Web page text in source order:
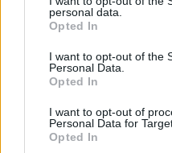
personal data.
Opted In
I want to opt-out of the
Personal Data.
Opted In
I want to opt-out of
Personal Data for
Opted In
vorrücken, setzen die Maori
Neuseeländischer Kriegsfilm.
Personen
Schauspieler:
Morrison
Jason
Miriama